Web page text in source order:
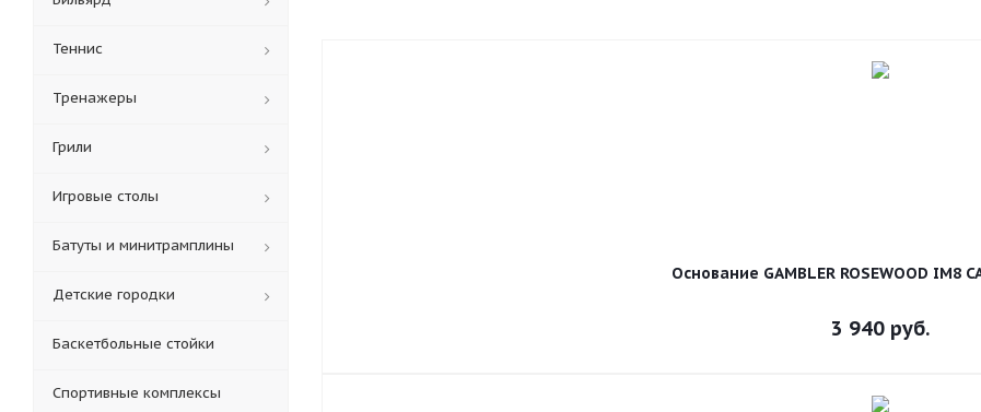
Основание GAMBLER ROSEWOOD IM8
3 940 руб.
Теннис
Тренажеры
Грили
Игровые столы
Батуты и минитрамплины
Детские городки
Баскетбольные стойки
Спортивные комплексы